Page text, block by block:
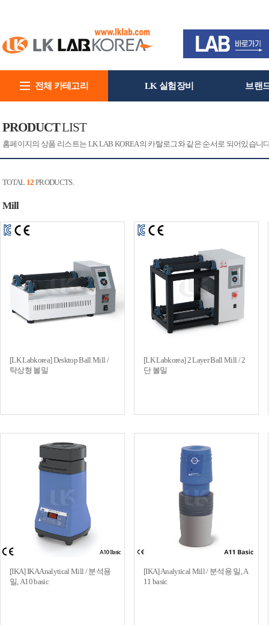
전체 카테고리 LK 실험장비 브랜
PRODUCTLIST
홈페이지의 상품 리스트는 LK LAB KOREA의 카탈로그와 같은 순서로 되어있습
TOTAL 12 PRODUCTS.
Mill
[LK Labkorea] Desktop Ball Mill /
탁상형 볼밀
[LK Labkorea] 2 Layer Ball Mill / 2
단 볼밀
[IKA] IKA Analytical Mill / 분석용
밀, A10 basic
[IKA] Analytical Mill / 분석용 밀, A
11 basic